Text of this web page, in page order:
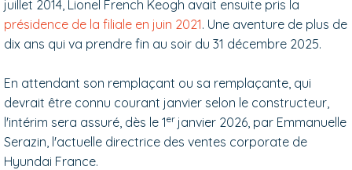
juillet 2014, Lionel French Keogh avait ensuite pris la
présidence de la filiale en juin 2021. Une aventure de plus de
dix ans qui va prendre fin au soir du 31 décembre 2025.
En attendant son remplaçant ou sa remplaçante, qui
devrait être connu courant janvier selon le constructeur,
l'intérim sera assuré, dès le 1er janvier 2026, par Emmanuelle
Serazin, l'actuelle directrice des ventes corporate de
Hyundai France.